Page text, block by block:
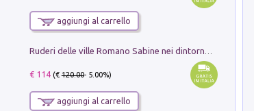
aggiungi al carrello
€ 114(€120.00- 5.00%)
aggiungi al carrello